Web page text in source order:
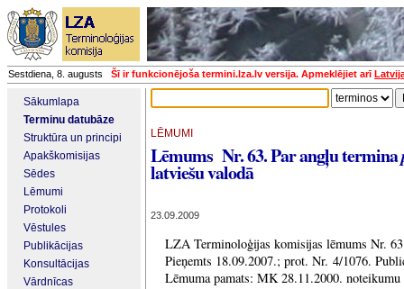
Sestdiena, 8. augusts Šī ir funkcionējoša termini.lza.lv versija. Apmeklējiet arī
Sākumlapa
Terminu datubāze
Struktūra un principi
Apakškomisijas
Sēdes
Lēmumi
Protokoli
Vēstules
Publikācijas
Konsultācijas
Vārdnīcas
LĒMUMI
Lēmums Nr. 63. Par angļu termina
latviešu valodā
23.09.2009
LZA Terminoloģijas komisijas lēmums Nr. 63
Pieņemts 18.09.2007.; prot. Nr. 4/1076.
Lēmuma pamats: MK 28.11.2000.